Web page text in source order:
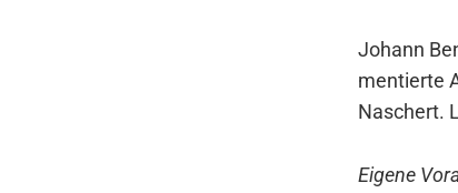
Johann
men­tier­te
Naschert.
Eige­ne